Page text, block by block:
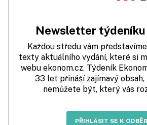
Newsletter týdeníku
Každou středu vám
texty aktuálního vydání, které si
webu ekonom.cz. Týdeník
33 let přináší zajímavý
nemůžete být, který vás
PŘIHLÁSIT SE K